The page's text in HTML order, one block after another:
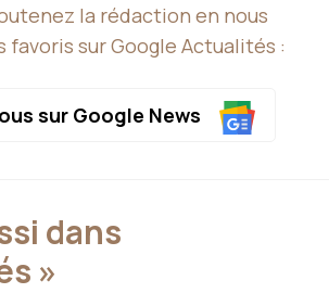
la rédaction en nous
favoris sur Google Actualités :
sur Google News
dans
»